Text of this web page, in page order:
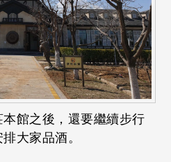
館之後，還要繼續步行
大家品酒。